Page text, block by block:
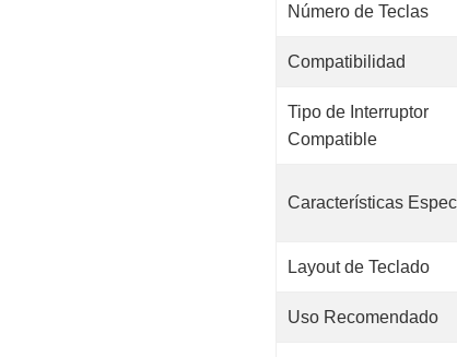
Número de Teclas
Compatibilidad
Tipo de Interruptor
Compatible
Características
Layout de Teclado
Uso Recomendado